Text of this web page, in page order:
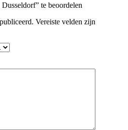
te beoordelen
Vereiste velden zijn